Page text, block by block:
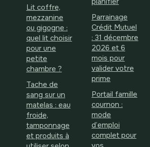
Lit coffre,
mezzanine
ou gigogne :
quel lit choisir
pour une
petite
chambre ?
Tache de
sang sur un
matelas : eau
froide,
tamponnage
et produits à
planifier
Parrainage
Crédit Mutuel
: 31 décembre
2026 et 6
mois pour
valider votre
prime
Portail famille
cournon :
mode
d’emploi
complet pour